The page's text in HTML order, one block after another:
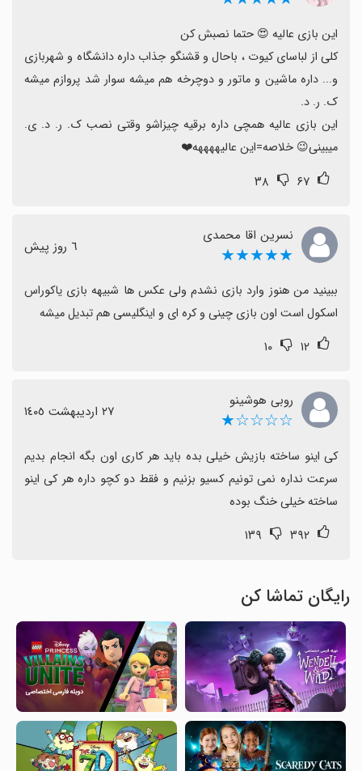
کم‌نفس و حرکت کند نیز به عنوان نقاط ضعف مطرح شده‌اند
و مدیریت رفع آنها را خواهانه‌اند.
با وجود این نقدها، گروهی از بازیکنان از لباس‌های کیوت،
تنوع امکانات شهری و تجربه مثبت بازی دفاع کرده و از
نتیجه می‌گیریم اگر دنبال یک شبیه‌سازی مدرسه با امکانات
سرگرم‌کننده هستید، ممکن است از آن لذت ببرید، اما انتظار
نظر بگیرید و منتظر به‌روزرسانی‌های آینده باشید.
میبینی😉 خلاصه=این عالیههههه❤️
۶۷ ۳۸
نسرین اقا محمدی
★★★★★ ٦ روز پیش
اسکول است اون بازی چینی و کره ای و اینگلیسی هم تبدیل میشه
۱۲ ۱۰
روبی هوشینو
☆☆☆☆★ ٢٧ اردیبهشت ١٤٠٥
ساخته خیلی خنگ بوده
۳۹۲ ۱۳۹
رایگان تماشا کن